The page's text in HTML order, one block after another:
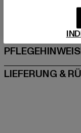
GRÖSSE
LIEFERUNG &